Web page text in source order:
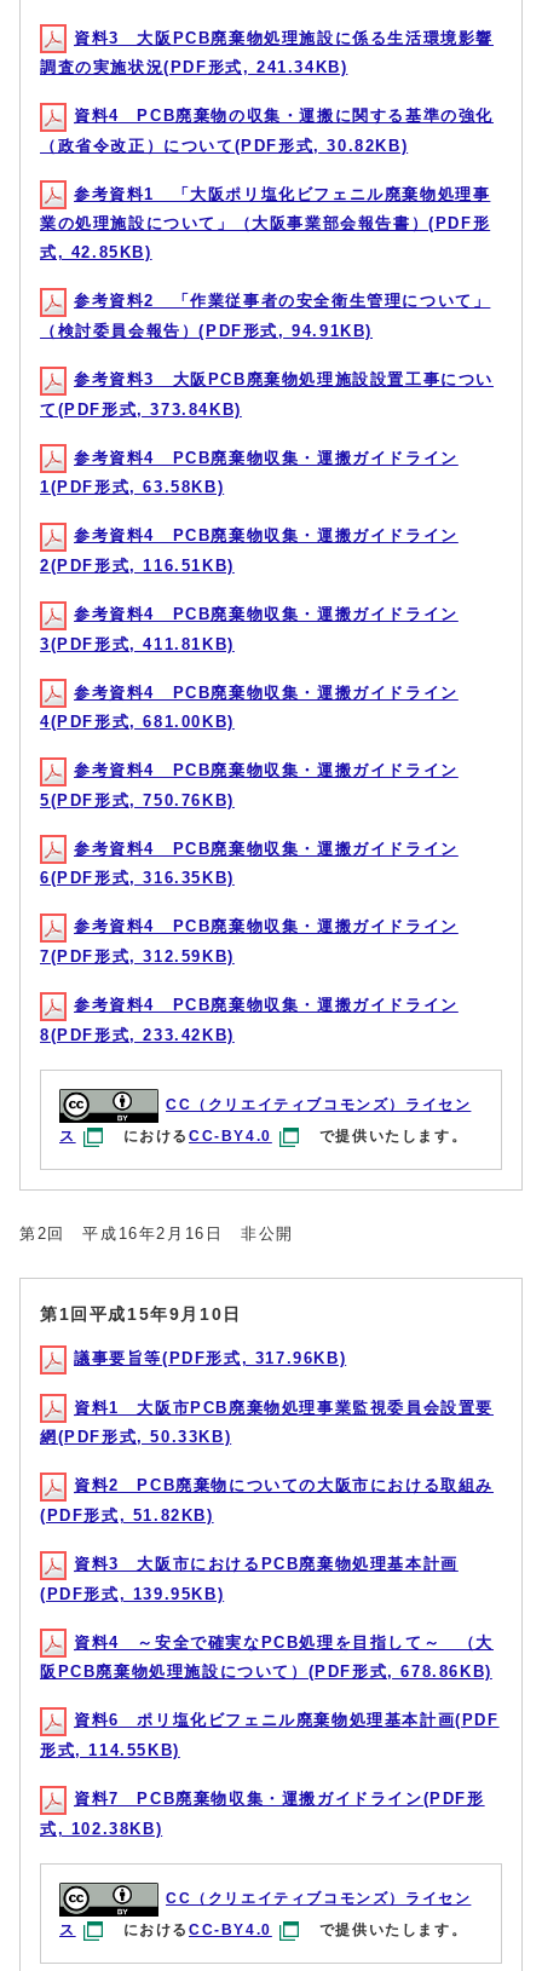
資料3 大阪PCB廃棄物処理施設に係る生活環境影響
調査の実施状況(PDF形式, 241.34KB)
資料4 PCB廃棄物の収集・運搬に関する基準の強化
（政省令改正）について(PDF形式, 30.82KB)
参考資料1 「大阪ポリ塩化ビフェニル廃棄物処理事
業の処理施設について」（大阪事業部会報告書）(PDF形
式, 42.85KB)
参考資料2 「作業従事者の安全衛生管理について」
（検討委員会報告）(PDF形式, 94.91KB)
参考資料3 大阪PCB廃棄物処理施設設置工事につい
て(PDF形式, 373.84KB)
参考資料4 PCB廃棄物収集・運搬ガイドライン
1(PDF形式, 63.58KB)
参考資料4 PCB廃棄物収集・運搬ガイドライン
2(PDF形式, 116.51KB)
参考資料4 PCB廃棄物収集・運搬ガイドライン
3(PDF形式, 411.81KB)
参考資料4 PCB廃棄物収集・運搬ガイドライン
4(PDF形式, 681.00KB)
参考資料4 PCB廃棄物収集・運搬ガイドライン
5(PDF形式, 750.76KB)
参考資料4 PCB廃棄物収集・運搬ガイドライン
6(PDF形式, 316.35KB)
参考資料4 PCB廃棄物収集・運搬ガイドライン
7(PDF形式, 312.59KB)
参考資料4 PCB廃棄物収集・運搬ガイドライン
8(PDF形式, 233.42KB)
CC（クリエイティブコモンズ）ライセン
ス
におけるCC-BY4.0 で提供いたします。
第2回 平成16年2月16日 非公開
第1回平成15年9月10日
議事要旨等(PDF形式, 317.96KB)
資料1 大阪市PCB廃棄物処理事業監視委員会設置要
網(PDF形式, 50.33KB)
資料2 PCB廃棄物についての大阪市における取組み
(PDF形式, 51.82KB)
資料3 大阪市におけるPCB廃棄物処理基本計画
(PDF形式, 139.95KB)
資料4 ～安全で確実なPCB処理を目指して～ （大
阪PCB廃棄物処理施設について）(PDF形式, 678.86KB)
資料6 ポリ塩化ビフェニル廃棄物処理基本計画(PDF
形式, 114.55KB)
資料7 PCB廃棄物収集・運搬ガイドライン(PDF形
式, 102.38KB)
CC（クリエイティブコモンズ）ライセン
ス
におけるCC-BY4.0 で提供いたします。